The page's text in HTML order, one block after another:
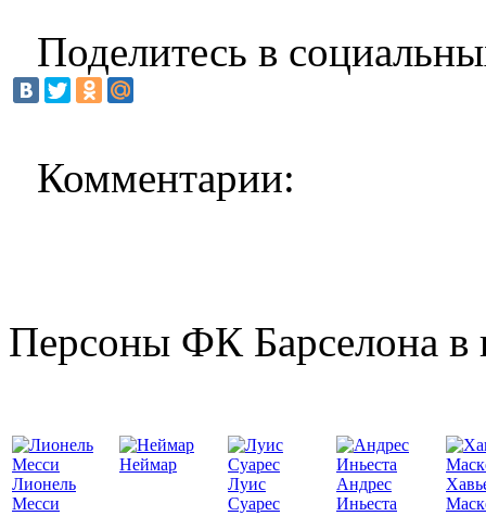
Поделитесь в
Комментарии:
Персоны ФК Барселона в
Лионель
Месси
Неймар
Луис
Суарес
Андрес
Иньеста